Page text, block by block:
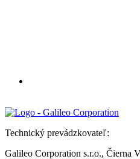
Technický prevádzkovateľ:
Galileo Corporation s.r.o., Čierna